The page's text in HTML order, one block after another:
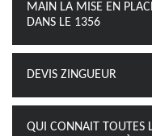
MAIN LA MISE EN
DANS LE 1356
DEVIS ZINGUEUR
QUI CONNAIT TOUTES